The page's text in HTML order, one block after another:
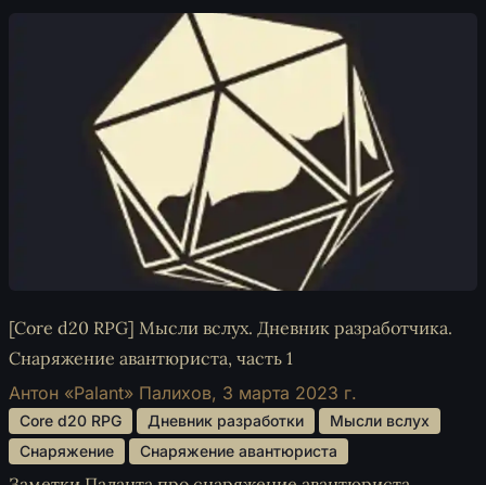
[Core d20 RPG] Мысли вслух. Дневник разработчика.
Снаряжение авантюриста, часть 1
Антон «Palant» Палихов, 3 марта 2023 г.
Core d20 RPG Дневник разработки
Мысли вслух
Снаряжение
Снаряжение авантюриста